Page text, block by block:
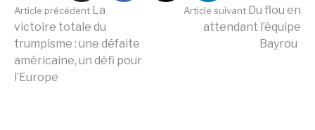
Lire
la
Article précédent La
victoire totale du
trumpisme : une défaite
américaine, un défi pour
l’Europe
Article suivant Du flou en
attendant l’équipe
Bayrou